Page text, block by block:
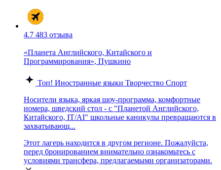
4.7 483 отзыва
«Планета Английского, Китайского и
Программирования», Пушкино
Топ! Иностранные языки Творчество Спорт
Носители языка, яркая шоу-программа, комфортные
номера, шведский стол - с "Планетой Английского,
Китайского, IT/AI" школьные каникулы превращаются в
захватывающ...
Этот лагерь находится в другом регионе. Пожалуйста,
перед бронированием внимательно ознакомьтесь с
условиями трансфера, предлагаемыми организаторами.